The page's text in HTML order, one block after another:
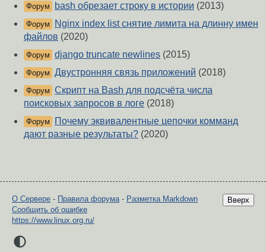
Форум bash обрезает строку в истории (2013)
Форум
Nginx index list снятие лимита на длинну имен
файлов (2020)
Форум django truncate newlines (2015)
Форум Двустронняя связь приложений (2018)
Форум Скрипт на Bash для подсчёта числа
поисковых запросов в логе (2018)
Форум
Почему эквивалентные цепочки комманд
дают разные результаты? (2020)
Вверх
О Сервере - Правила форума- Разметка Markdown
Сообщить об ошибке
https://www.linux.org.ru/